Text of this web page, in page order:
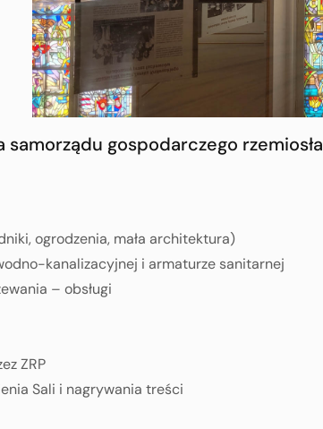
samorządu gospodarczego
ogrodzenia, mała architektura)
kanalizacyjnej i armaturze sanitarnej
– obsługi
ZRP
Sali i nagrywania treści